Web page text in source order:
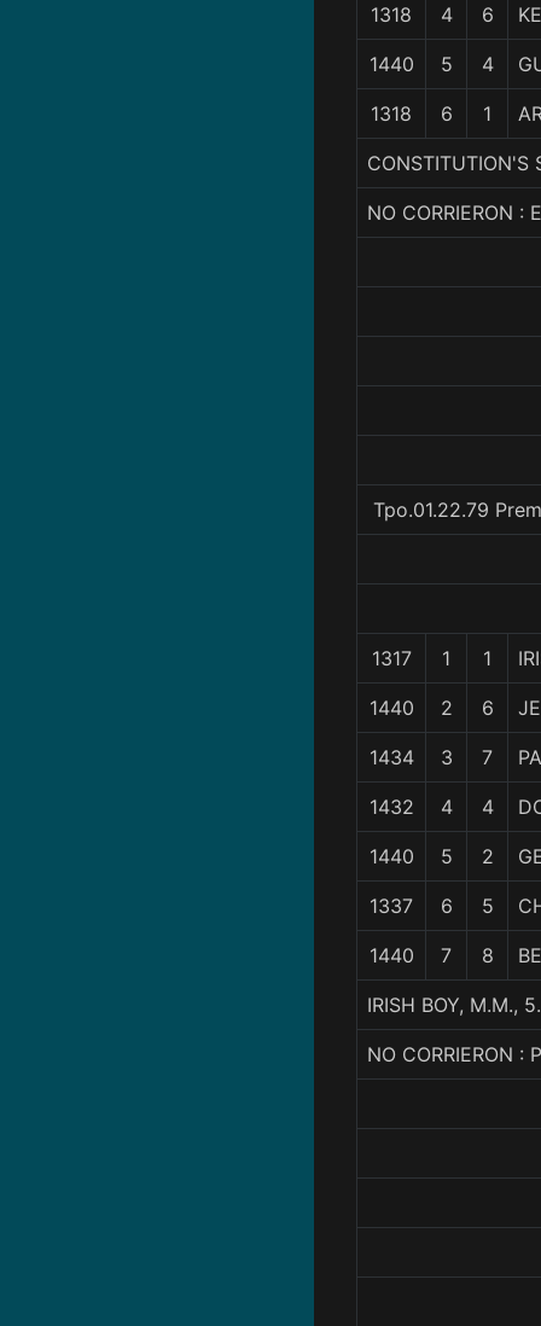
1318 4 6
1440 5 4
1318 6 1
CONSTITUTION'S
NO CORRIERON :
Tpo.01.22.79
1317 1 1
1440 2 6
1434 3 7
1432 4 4
1440 5 2
1337 6 5
1440 7 8
IRISH BOY, M.M.,
NO CORRIERON :